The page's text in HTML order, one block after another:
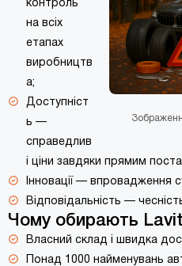
контроль
на всіх
етапах
виробництв
а;
Доступніст
ь —
справедлив
і ціни завдяки прямим
Інновації — впровадження
Відповідальність —
Чому обирають
Власний склад і швидка
Понад 1000 найменувань